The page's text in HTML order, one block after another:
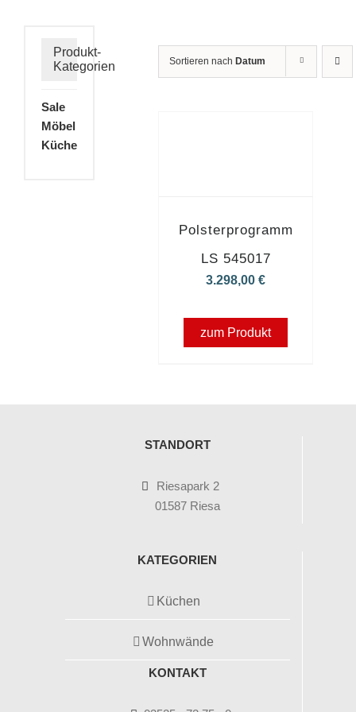
Sortieren nach Datum
Polsterprogramm
LS 545017
3.298,00€
zum Produkt
Produkt-
Kategorien
Sale
Möbel
Küche
STANDORT
Riesapark 2
01587 Riesa
KATEGORIEN
Küchen
Wohnwände
KONTAKT